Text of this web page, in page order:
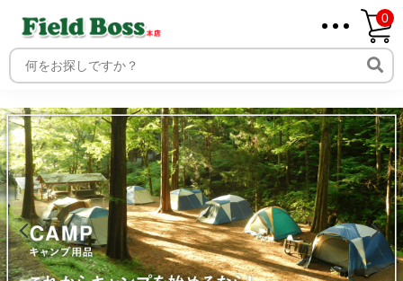
ホーム
メンバー
新規会員登録
ご利用案内
0